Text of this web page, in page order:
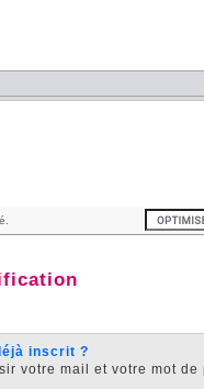
inscrit ?
votre mail et votre mot